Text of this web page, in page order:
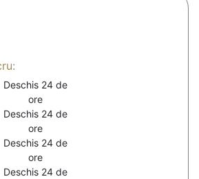
Deschis 24 de
ore
Deschis 24 de
ore
Deschis 24 de
ore
Deschis 24 de